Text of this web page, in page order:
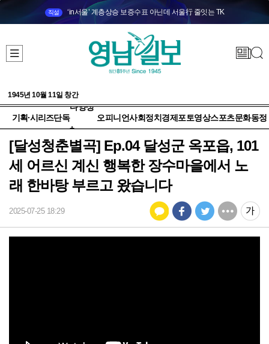
직설 ‘in서울’ 계층상승 보증수표 아닌데 서울行 줄잇는 TK
1945년 10월 11일 창간
기획·시리즈단독
다양성
+
오피니언사회정치 경제 포토영상스포츠문화동정
[달성청춘별곡] Ep.04 달성군 옥포읍, 101
세 어르신 계신 행복한 장수마을에서 노
래 한바탕 부르고 왔습니다
2025-07-25 18:29